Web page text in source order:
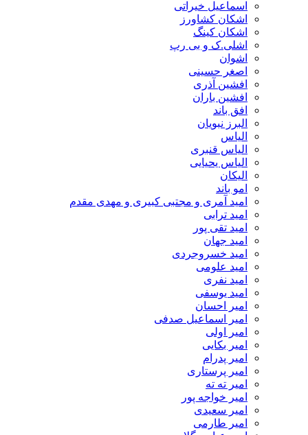
اسماعیل خیراتی
اشکان کشاورز
اشکان کینگ
اشلی.ک و بی رپ
اشوان
اصغر حسینی
افشین آذری
افشین باران
افق باند
البرز نبویان
الیاس
الیاس قنبرى
الیاس یحیایی
الیکان
امو باند
امید آمری و مجتبی کبیری و مهدى مقدم
امید ترابی
امید تقی پور
امید جهان
امید خسروجردی
امید علومی
امید نفری
امید یوسفی
امیر احسان
امیر اسماعیل صدفی
امیر اولی
امیر بکایی
امیر پدرام
امیر پرستاری
امیر ته ته
امیر خواجه پور
امیر سعیدی
امیر طارمی